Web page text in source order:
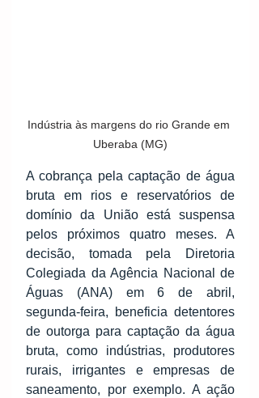
Indústria às margens do rio Grande em
Uberaba (MG)
A cobrança pela captação de água
bruta em rios e reservatórios de
domínio da União está suspensa
pelos próximos quatro meses. A
decisão, tomada pela Diretoria
Colegiada da Agência Nacional de
Águas (ANA) em 6 de abril,
segunda-feira, beneficia detentores
de outorga para captação da água
bruta, como indústrias, produtores
rurais, irrigantes e empresas de
saneamento, por exemplo. A ação